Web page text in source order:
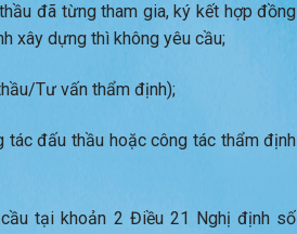
đã từng tham gia, ký kết hợp đồng
xây dựng thì không yêu cầu;
Tư vấn thẩm định);
tác đấu thầu hoặc công tác thẩm định
tại khoản 2 Điều 21 Nghị định số